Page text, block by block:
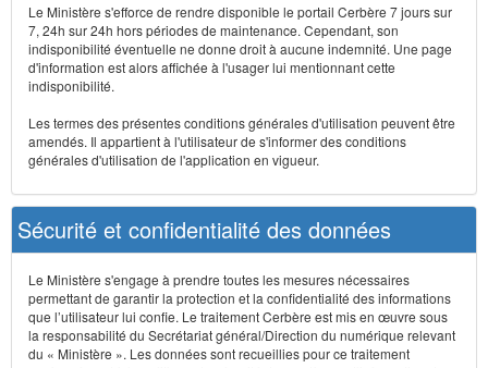
Le Ministère s'efforce de rendre disponible le portail Cerbère 7 jours sur
7, 24h sur 24h hors périodes de maintenance. Cependant, son
indisponibilité éventuelle ne donne droit à aucune indemnité. Une page
d'information est alors affichée à l'usager lui mentionnant cette
indisponibilité.
Les termes des présentes conditions générales d'utilisation peuvent être
amendés. Il appartient à l'utilisateur de s'informer des conditions
générales d'utilisation de l'application en vigueur.
Sécurité et confidentialité des données
Le Ministère s'engage à prendre toutes les mesures nécessaires
permettant de garantir la protection et la confidentialité des informations
que l’utilisateur lui confie. Le traitement Cerbère est mis en œuvre sous
la responsabilité du Secrétariat général/Direction du numérique relevant
du « Ministère ». Les données sont recueillies pour ce traitement